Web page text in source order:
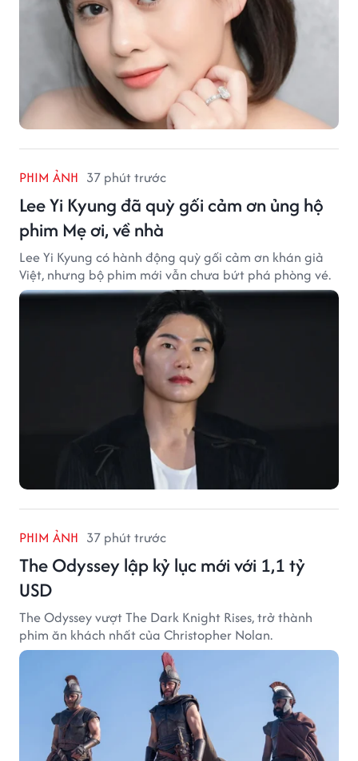
PHIM ẢNH 37 phút trước
Lee Yi Kyung đã quỳ gối cảm ơn ủng hộ
phim Mẹ ơi, về nhà
Lee Yi Kyung có hành động quỳ gối cảm ơn khán giả
Việt, nhưng bộ phim mới vẫn chưa bứt phá phòng vé.
PHIM ẢNH 37 phút trước
The Odyssey lập kỷ lục mới với 1,1 tỷ
USD
The Odyssey vượt The Dark Knight Rises, trở thành
phim ăn khách nhất của Christopher Nolan.